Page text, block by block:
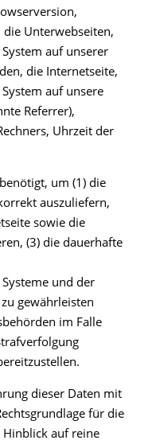
Unterwebseiten,
auf unserer
die Internetseite,
auf unsere
Referrer),
Uhrzeit der
um (1) die
auszuliefern,
sowie die
(3) die dauerhafte
und der
gewährleisten
im Falle
dieser Daten mit
für die
auf reine